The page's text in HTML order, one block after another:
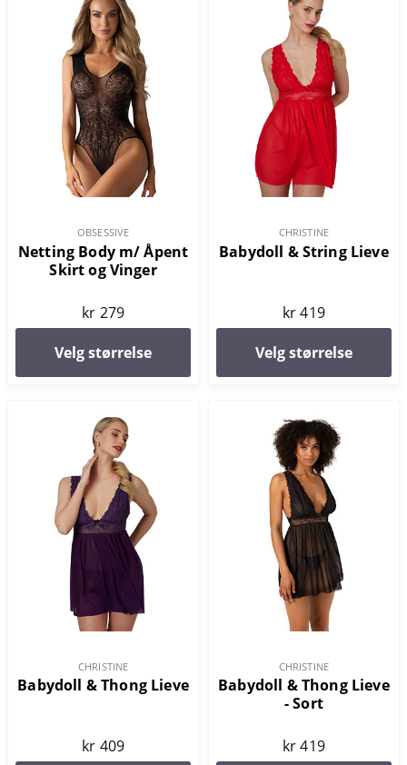
OBSESSIVE
Netting Body m/ Åpent
Skirt og Vinger
kr 279
Velg størrelse
CHRISTINE
Babydoll & String Lieve
kr 419
Velg størrelse
CHRISTINE
Babydoll & Thong Lieve
kr 409
CHRISTINE
Babydoll & Thong Lieve
- Sort
kr 419